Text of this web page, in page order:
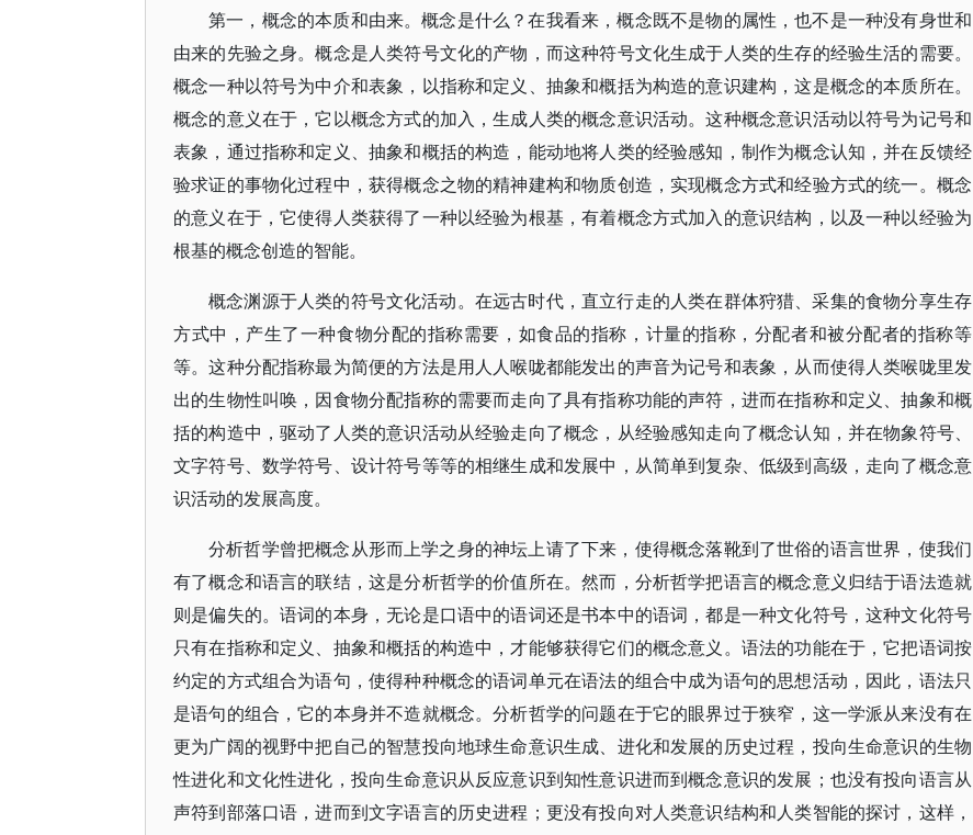
第一，概念的本质和由来。概念是什么？在我看来，概念既不是物的属性，也不是一种没有身世和
由来的先验之身。概念是人类符号文化的产物，而这种符号文化生成于人类的生存的经验生活的需要。
概念一种以符号为中介和表象，以指称和定义、抽象和概括为构造的意识建构，这是概念的本质所在。
概念的意义在于，它以概念方式的加入，生成人类的概念意识活动。这种概念意识活动以符号为记号和
表象，通过指称和定义、抽象和概括的构造，能动地将人类的经验感知，制作为概念认知，并在反馈经
验求证的事物化过程中，获得概念之物的精神建构和物质创造，实现概念方式和经验方式的统一。概念
的意义在于，它使得人类获得了一种以经验为根基，有着概念方式加入的意识结构，以及一种以经验为
根基的概念创造的智能。
概念渊源于人类的符号文化活动。在远古时代，直立行走的人类在群体狩猎、采集的食物分享生存
方式中，产生了一种食物分配的指称需要，如食品的指称，计量的指称，分配者和被分配者的指称等
等。这种分配指称最为简便的方法是用人人喉咙都能发出的声音为记号和表象，从而使得人类喉咙里发
出的生物性叫唤，因食物分配指称的需要而走向了具有指称功能的声符，进而在指称和定义、抽象和概
括的构造中，驱动了人类的意识活动从经验走向了概念，从经验感知走向了概念认知，并在物象符号、
文字符号、数学符号、设计符号等等的相继生成和发展中，从简单到复杂、低级到高级，走向了概念意
识活动的发展高度。
分析哲学曾把概念从形而上学之身的神坛上请了下来，使得概念落靴到了世俗的语言世界，使我们
有了概念和语言的联结，这是分析哲学的价值所在。然而，分析哲学把语言的概念意义归结于语法造就
则是偏失的。语词的本身，无论是口语中的语词还是书本中的语词，都是一种文化符号，这种文化符号
只有在指称和定义、抽象和概括的构造中，才能够获得它们的概念意义。语法的功能在于，它把语词按
约定的方式组合为语句，使得种种概念的语词单元在语法的组合中成为语句的思想活动，因此，语法只
是语句的组合，它的本身并不造就概念。分析哲学的问题在于它的眼界过于狭窄，这一学派从来没有在
更为广阔的视野中把自己的智慧投向地球生命意识生成、进化和发展的历史过程，投向生命意识的生物
性进化和文化性进化，投向生命意识从反应意识到知性意识进而到概念意识的发展；也没有投向语言从
声符到部落口语，进而到文字语言的历史进程；更没有投向对人类意识结构和人类智能的探讨，这样，